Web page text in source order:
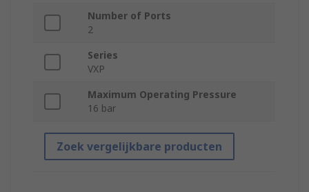
Number of Ports
2
Series
VXP
Maximum Operating Pressure
16 bar
Zoek vergelijkbare producten